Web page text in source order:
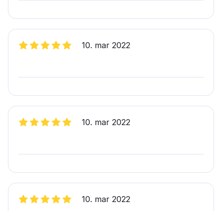
10. mar 2022
10. mar 2022
10. mar 2022